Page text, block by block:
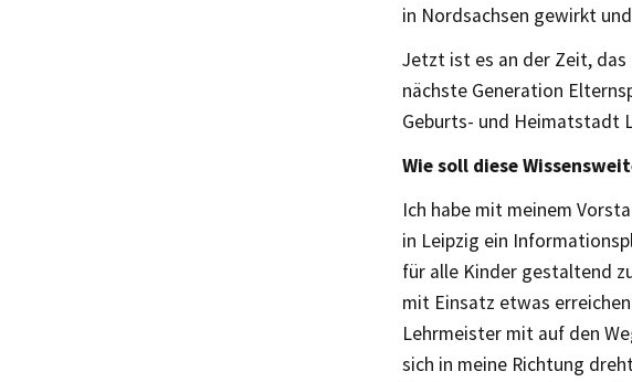
in Nordsachsen gewirkt
Jetzt ist es an der Zeit, das
nächste Generation
Geburts- und Heimatstadt
Wie soll diese
Ich habe mit meinem
in Leipzig ein
für alle Kinder gestaltend
mit Einsatz etwas
Lehrmeister mit auf den
sich in meine Richtung